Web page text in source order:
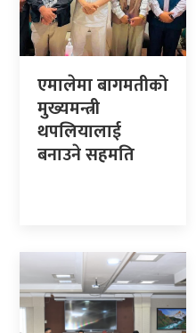
एमालेमा बागमतीको
मुख्यमन्त्री
थपलियालाई
बनाउने सहमति